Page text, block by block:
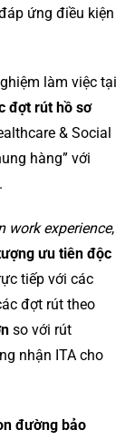
ứng điều kiện
làm việc tại
đợt rút hồ sơ
& Social
hàng” với
work experience,
ưu tiên độc
tiếp với các
đợt rút theo
so với rút
nhận ITA cho
đường bảo